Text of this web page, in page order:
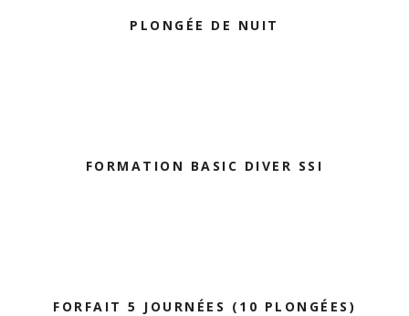
PLONGÉE DE NUIT
FORMATION BASIC DIVER SSI
FORFAIT 5 JOURNÉES (10 PLONGÉES)